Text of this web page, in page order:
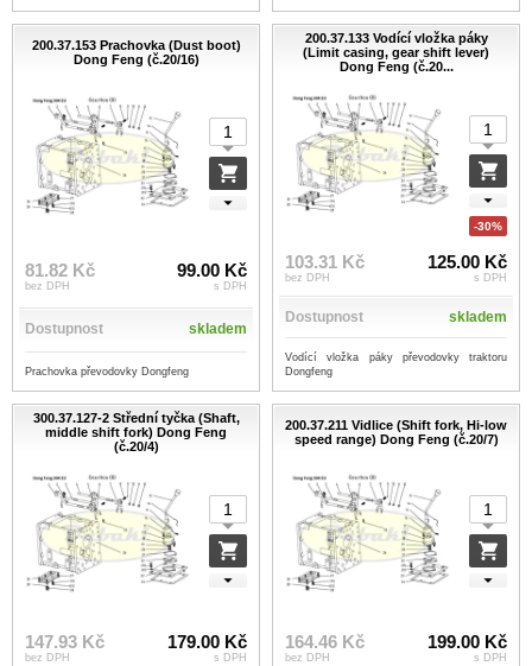
200.37.153 Prachovka (Dust boot)
Dong Feng (č.20/16)
81.82 Kč
bez DPH
99.00 Kč
s DPH
Dostupnost skladem
Prachovka převodovky Dongfeng
200.37.133 Vodící vložka páky
(Limit casing, gear shift lever)
Dong Feng (č.20...
-30%
103.31 Kč
bez DPH
125.00 Kč
s DPH
Dostupnost skladem
Vodící vložka páky převodovky traktoru
Dongfeng
300.37.127-2 Střední tyčka (Shaft,
middle shift fork) Dong Feng
(č.20/4)
147.93 Kč
bez DPH
179.00 Kč
s DPH
200.37.211 Vidlice (Shift fork, Hi-low
speed range) Dong Feng (č.20/7)
164.46 Kč
bez DPH
199.00 Kč
s DPH